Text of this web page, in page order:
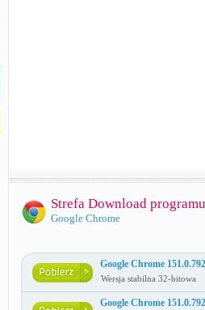
Strefa Download programu
Google Chrome
Google Chrome
Wersja stabilna 32-bitowa
Google Chrome